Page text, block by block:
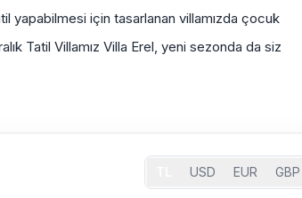
yapabilmesi için tasarlanan villamızda çocuk
Tatil Villamız Villa Erel, yeni sezonda da siz
USD EUR GBP